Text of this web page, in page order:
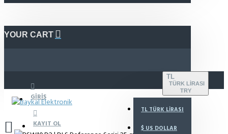
YOUR CART
GIRIŞ
KAYIT OL
TL
TÜRK LIRASI
TRY
TL TÜRK LIRASI
$ US DOLLAR